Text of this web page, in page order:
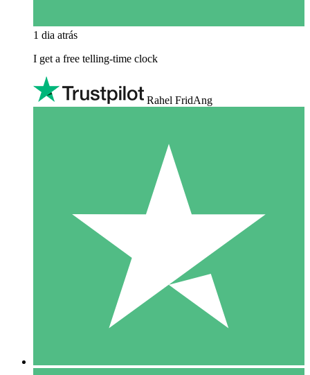
1 dia atrás
I get a free telling-time clock
Rahel FridAng